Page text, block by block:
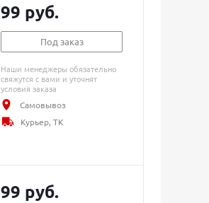
99 руб.
Под заказ
Наши менеджеры обязательно
свяжутся с вами и уточнят
условия заказа
Самовывоз
Курьер, ТК
99 руб.